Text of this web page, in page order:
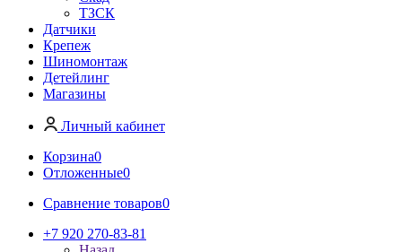
ТЗСК
Датчики
Крепеж
Шиномонтаж
Детейлинг
Магазины
Личный кабинет
Корзина0
Отложенные0
Сравнение товаров0
+7 920 270-83-81